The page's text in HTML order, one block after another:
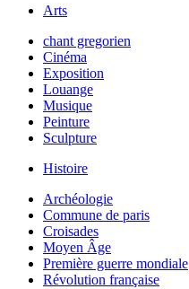
Arts
chant gregorien
Cinéma
Exposition
Louange
Musique
Peinture
Sculpture
Histoire
Archéologie
Commune de paris
Croisades
Moyen Âge
Première guerre mondiale
Révolution française